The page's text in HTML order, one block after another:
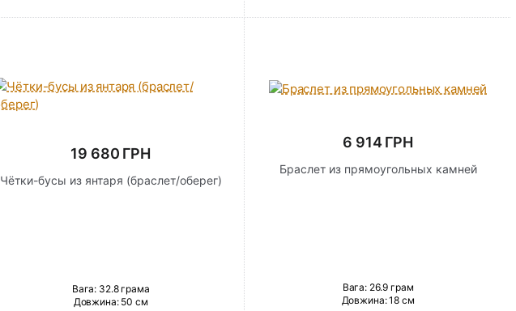
19 680 ГРН
Чётки-бусы из янтаря (браслет/оберег)
Вага: 32.8 грама
Довжина:50 см
6 914 ГРН
Браслет из прямоугольных камней
Вага: 26.9 грам
Довжина:18 см